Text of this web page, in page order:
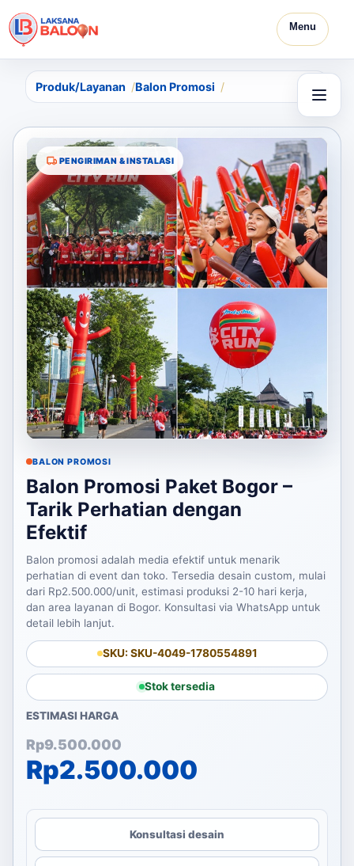
Menu
Produk/Layanan Balon Promosi
PENGIRIMAN & INSTALASI
BALON PROMOSI
Balon Promosi Paket Bogor –
Tarik Perhatian dengan
Efektif
Balon promosi adalah media efektif untuk menarik
perhatian di event dan toko. Tersedia desain custom, mulai
dari Rp2.500.000/unit, estimasi produksi 2-10 hari kerja,
dan area layanan di Bogor. Konsultasi via WhatsApp untuk
detail lebih lanjut.
SKU: SKU-4049-1780554891
Stok tersedia
ESTIMASI HARGA
Rp9.500.000
Harga aslinya adalah:
Rp2.500.000
Harga saat ini adalah:
Konsultasi desain